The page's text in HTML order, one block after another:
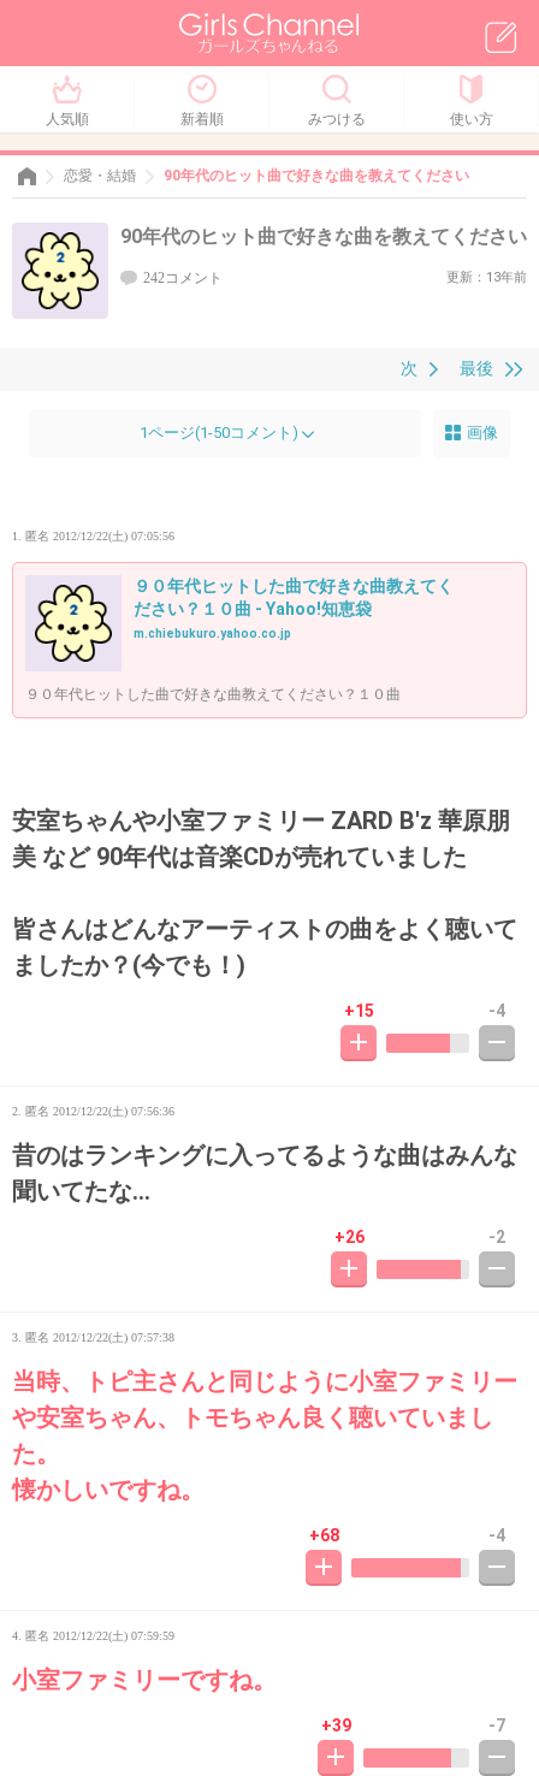
人気順 新着順 みつける 使い方
恋愛・結婚 90年代のヒット曲で好きな曲を教えてください
90年代のヒット曲で好きな曲を教えてください
242コメント 更新：13年前
最後
次
1ページ(1-50コメント) 画像
1. 匿名 2012/12/22(土) 07:05:56
９０年代ヒットした曲で好きな曲教えてく
ださい？１０曲 - Yahoo!知恵袋
m.chiebukuro.yahoo.co.jp
９０年代ヒットした曲で好きな曲教えてください？１０曲
安室ちゃんや小室ファミリー ZARD B'z 華原朋
美 など 90年代は音楽CDが売れていました
皆さんはどんなアーティストの曲をよく聴いて
ましたか？(今でも！)
+15 -4
2. 匿名 2012/12/22(土) 07:56:36
昔のはランキングに入ってるような曲はみんな
聞いてたな…
+26 -2
3. 匿名 2012/12/22(土) 07:57:38
当時、トピ主さんと同じように小室ファミリー
や安室ちゃん、トモちゃん良く聴いていまし
た。
懐かしいですね。
+68 -4
4. 匿名 2012/12/22(土) 07:59:59
小室ファミリーですね。
+39 -7